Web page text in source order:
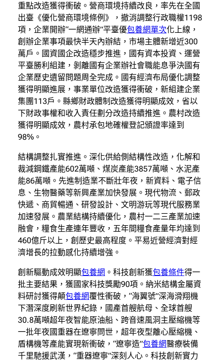
重點改造獲得衝破。營商環境持續改良，率先在全國
出臺《優化營商環境條例》，撤消調整行政職權1198
項，企業開辦“一網通辦”平臺優包養網單次化上線，
創辦企業事項最快半天內辦結，市場主體新增近300
萬戶。國資國企改造穩步推進，國有資本投資、運營
平臺勝利組建，剝離國有企業辦社會職能息爭決國有
企業歷史遺留問題周全完成。國有經濟布局優化調整
獲得明顯進展，事業單位改造獲得衝破，新組建企業
集團113戶。縣鄉財政體制改造獲得明顯成效，省以
下財政事權和收入責任劃分改造持續推進。農村改造
獲得明顯成效，農村承包地確權登記頒證率達到
98%。
結構調整扎實推進。深化供給側結構性改造，化解和
裁減鋼鐵產能602萬噸、煤炭產能3857萬噸、水泥產
能86萬噸。先進制造業不斷壯年夜，新資料、電子信
息、生物醫藥等新興產業加快發展。現代物流、郵政
快遞、商貿暢通、研發設計、文明游玩等現代服務業
加速發展。農業結構持續優化，農村一二三產業加速
融會，糧食生產連年豐收，五年間糧食產量年均達到
460億斤以上，創歷史最高程度。平易近營經濟對經
濟增長的拉動感化持續增強。
創新驅動成效明顯包養網 。科技創新獲包養條件得一
批主要結果，獲國家科技獎勵90項。納米結構金屬資
料研討獲得顛包養網覆性衝破，“海翼號”深海滑翔機
下潛深度刷新世界紀錄，國產首艘航母、全球首艘
30.8萬噸超年夜智能原油船、跨音速風洞主壓縮機等
一批年夜國重器在遼寧問世，超年夜型離心壓縮機、
盾構機等產能實現新衝破，“遼寧造”包養網醫療裝備
千里馳援武漢，“重器遼寧”深刻人心。科技創新實力